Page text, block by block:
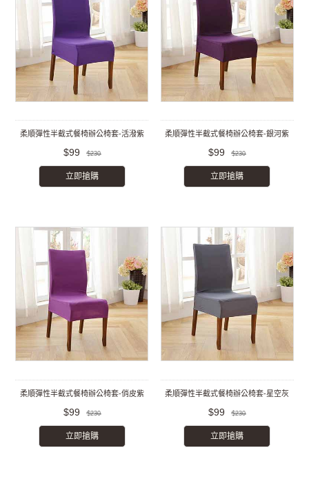
柔順彈性半截式餐椅辦公椅套-活潑紫
$99 $230
立即搶購
柔順彈性半截式餐椅辦公椅套-銀河紫
$99 $230
立即搶購
柔順彈性半截式餐椅辦公椅套-俏皮紫
$99 $230
立即搶購
柔順彈性半截式餐椅辦公椅套-星空灰
$99 $230
立即搶購